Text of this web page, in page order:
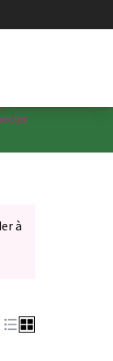
à